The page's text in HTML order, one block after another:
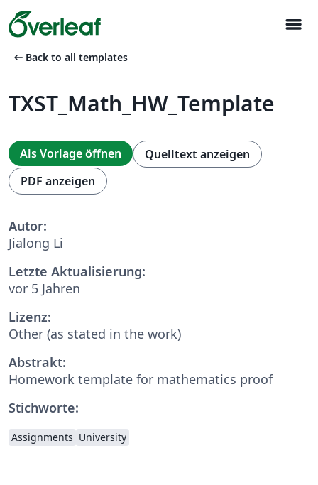
menu
arrow_left_alt Back to all templates
TXST_Math_HW_Template
Als Vorlage öffnen
Quelltext anzeigen
PDF anzeigen
Autor:
Jialong Li
Letzte Aktualisierung:
vor 5 Jahren
Lizenz:
Other (as stated in the work)
Abstrakt:
Homework template for mathematics proof
Stichworte:
Assignments University